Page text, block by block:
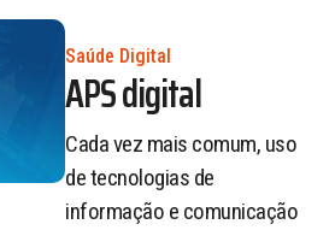
Saúde Digital
APS digital
Cada vez mais comum, uso
de tecnologias de
informação e comunicação